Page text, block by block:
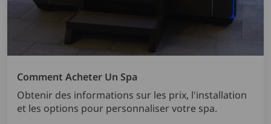
Comment Acheter Un Spa
Obtenir des informations sur les prix, l'installation
et les options pour personnaliser votre spa.